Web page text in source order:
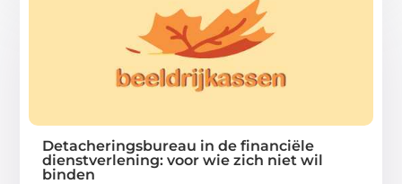
Detacheringsbureau in de financiële
dienstverlening: voor wie zich niet wil
binden